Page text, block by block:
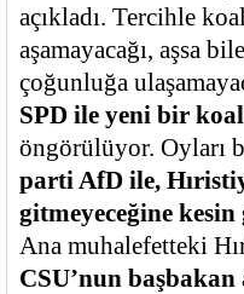
açıkladı. Tercihle
aşamayacağı, aşsa
çoğunluğa
SPD ile yeni bir
öngörülüyor. Oyları
parti AfD ile,
gitmeyeceğine
Ana muhalefetteki
CSU’nun başbakan